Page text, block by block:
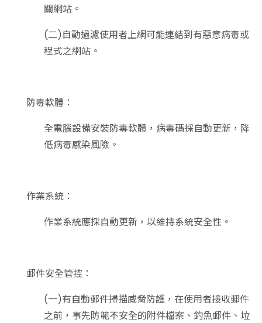
關網站。
(二)自動過濾使用者上網可能連結到有惡意病毒或
程式之網站。
防毒軟體：
全電腦設備安裝防毒軟體，病毒碼採自動更新，降
低病毒感染風險。
作業系統：
作業系統應採自動更新，以維持系統安全性。
郵件安全管控：
(一)有自動郵件掃描威脅防護，在使用者接收郵件
之前，事先防範不安全的附件檔案、釣魚郵件、垃